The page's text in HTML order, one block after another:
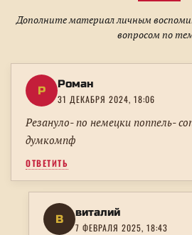
Дополните материал личным
вопросом по
Р Роман
31 ДЕКАБРЯ 2024, 18:06
Резануло- по немецки поппель-
думкомпф
ОТВЕТИТЬ
В виталий
7 ФЕВРАЛЯ 2025, 18:43